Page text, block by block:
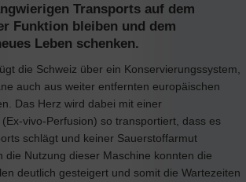
Transports auf dem
Funktion bleiben und dem
Leben schenken.
die Schweiz über ein Konservierungssystem,
auch aus weiter entfernten europäischen
Das Herz wird dabei mit einer
vivo-Perfusion) so transportiert, dass es
schlägt und keiner Sauerstoffarmut
die Nutzung dieser Maschine konnten die
deutlich gesteigert und somit die Wartezeiten